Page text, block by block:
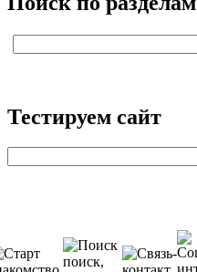
Тестируем сайт